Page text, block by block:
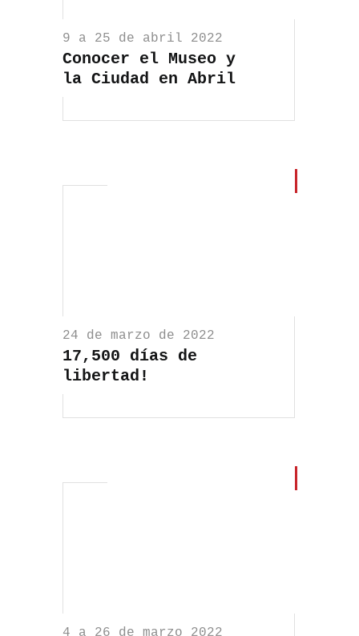
9 a 25 de abril 2022
Conocer el Museo y
la Ciudad en Abril
24 de marzo de 2022
17,500 días de
libertad!
4 a 26 de marzo 2022